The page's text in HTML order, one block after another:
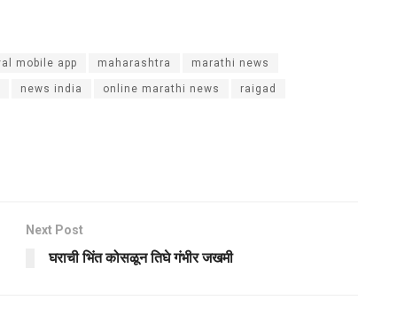
mobile app maharashtra marathi news
news india online marathi news raigad
Next Post
घराची भिंत कोसळून तिघे गंभीर जखमी